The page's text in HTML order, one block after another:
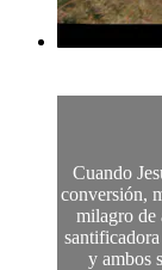
Cuando
conversión,
milagro de
y ambos